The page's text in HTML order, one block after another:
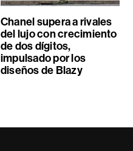
Chanel supera a rivales
del lujo con crecimiento
de dos dígitos,
impulsado por los
diseños de Blazy